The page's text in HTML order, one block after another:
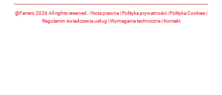
@Ferrero 2026 All rights reserved. Nota prawna Polityka prywatności Polityka Cookies
Regulamin świadczenia usług
Wymagania techniczne Kontakt